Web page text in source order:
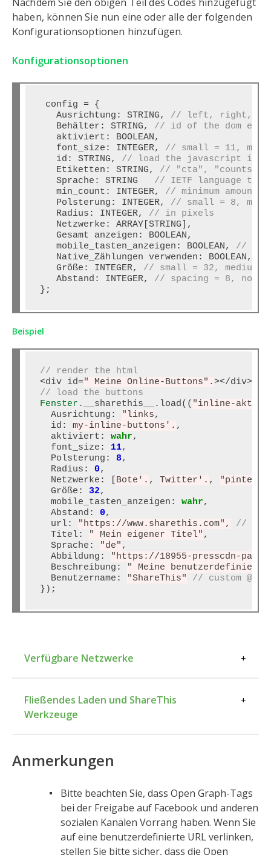
haben, können Sie nun eine oder alle der folgenden
Konfigurationsoptionen hinzufügen.
Konfigurationsoptionen
config = {
   Ausrichtung
: STRING, // left, right,
   Behälter
: STRING, // id of the dom
   aktiviert
:
BOOLEAN,
   font_size
: INTEGER, // small = 11,
   id
: STRING, // load the javascript into
   Etiketten
: STRING, // "cta", "counts",
   Sprache
: STRING
// IETF language
   min_count
: INTEGER, // minimum amount
   Polsterung
: INTEGER, // small = 8,
   Radius
: INTEGER, // in pixels
   Netzwerke
:
ARRAY[STRING],
   Gesamt anzeigen
:
BOOLEAN,
   mobile_tasten_anzeigen
: BOOLEAN, //
   Native_Zählungen verwenden
: BOOLEAN,
   Größe
: INTEGER, // small = 32, medium
   Abstand
: INTEGER, // spacing = 8, no
Beispiel
// render the html
<div id=" Meine Online-Buttons".><
// load the buttons
Fenster .__sharethis__.load(( "inline-
  Ausrichtung
: "links,
  id
: my-inline-buttons'. ,
  aktiviert
: wahr,
  font_size
: 11,
  Polsterung
: 8,
  Radius
: 0,
  Netzwerke
: Bote'. , Twitter'. ,
  Größe
: 32,
  mobile_tasten_anzeigen
: wahr,
  Abstand
: 0,
  url
: "https://www.sharethis.com",
//
  Titel
: " Mein eigener Titel" ,
  Sprache
: "de" ,
  Abbildung
:
"https://18955-presscdn-
  Beschreibung
:
" Meine benutzerdefinierte
  Benutzername
: "ShareThis"
// custom
Verfügbare Netzwerke
Sozialer
Dienst
Datennetz Code
Buffer Puffer
Link kopieren kopieren.
Fließendes Laden und ShareThis
Werkzeuge
Anmerkungen
Bitte beachten Sie, dass Open Graph-Tags
bei der Freigabe auf Facebook und anderen
sozialen Kanälen Vorrang haben. Wenn Sie
auf eine benutzerdefinierte URL verlinken,
stellen Sie bitte sicher, dass die Open